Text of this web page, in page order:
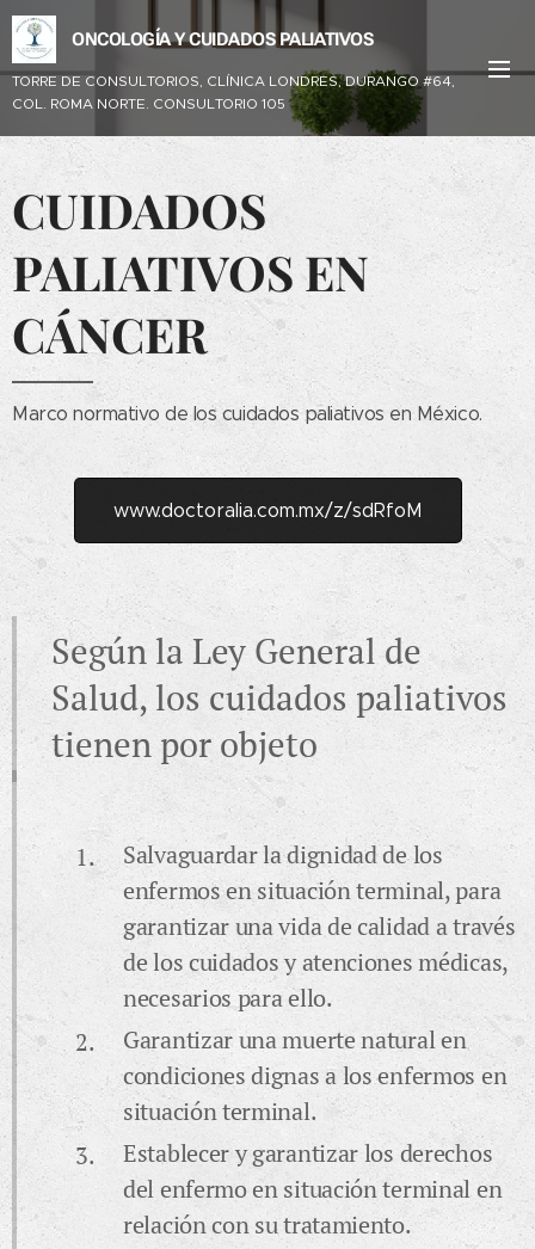
ONCOLOGÍA Y CUIDADOS PALIATIVOS
TORRE DE CONSULTORIOS, CLÍNICA LONDRES,DURANGO #64,
COL. ROMA NORTE. CONSULTORIO 105
CUIDADOS
PALIATIVOS EN
CÁNCER
Marco normativo de los cuidados paliativos en México.
www.doctoralia.com.mx/z/sdRfoM
Según la Ley General de
Salud, los cuidados paliativos
tienen por objeto
Salvaguardar la dignidad de los
enfermos en situación terminal, para
garantizar una vida de calidad a través
de los cuidados y atenciones médicas,
necesarios para ello.
Garantizar una muerte natural en
condiciones dignas a los enfermos en
situación terminal.
Establecer y garantizar los derechos
del enfermo en situación terminal en
relación con su tratamiento.